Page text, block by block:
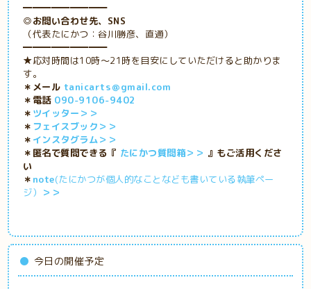
━━━━━━━━━
◎お問い合わせ先、SNS
（代表たにかつ：谷川勝彦、直通）
━━━━━━━━━
★応対時間は10時～21時を目安にしていただけると助かりま
す。
＊メール tanicarts＠gmail.com
＊電話 090-9106-9402
＊ ツイッター＞＞
＊ フェイスブック＞＞
＊ インスタグラム＞＞
＊匿名で質問できる『 たにかつ質問箱＞＞ 』もご活用くださ
い
＊ note(たにかつが個人的なことなども書いている執筆ペー
ジ）
＞＞
今日の開催予定